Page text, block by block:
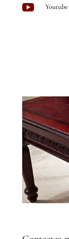
 Youtube